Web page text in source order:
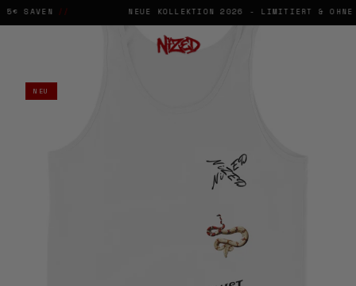
SAVEN // NEUE KOLLEKTION 2026 - LIMITIERT & OHNE
→ ✕
NEU